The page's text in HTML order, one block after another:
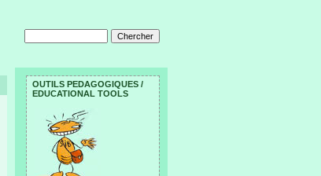
OUTILS PEDAGOGIQUES /
EDUCATIONAL TOOLS